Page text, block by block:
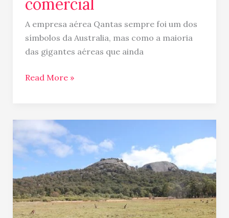
comercial
A empresa aérea Qantas sempre foi um dos
símbolos da Australia, mas como a maioria
das gigantes aéreas que ainda
seu
novo
comercial
Read More »
Fotoblog:
Cangurus